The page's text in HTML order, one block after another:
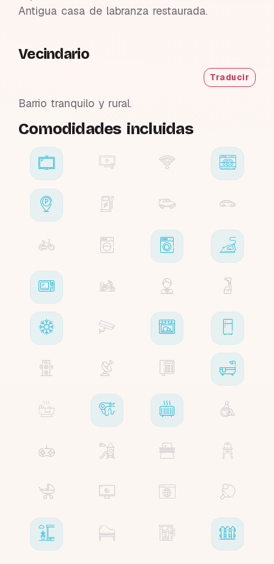
Antigua casa de labranza restaurada.
Vecindario
Traducir
Barrio tranquilo y rural.
Comodidades incluidas